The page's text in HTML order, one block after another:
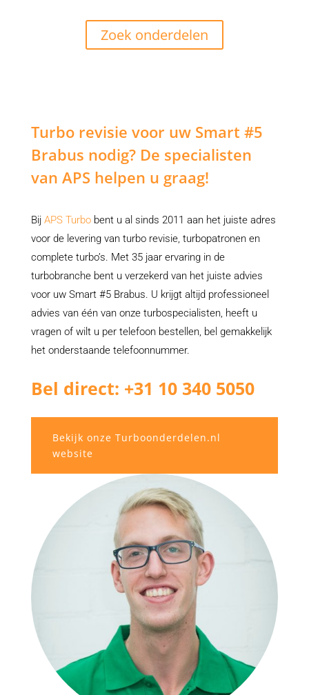
Zoek onderdelen
Turbo revisie voor uw Smart #5
Brabus nodig? De specialisten
van APS helpen u graag!
Bij APS Turbobent u al sinds 2011 aan het juiste adres
voor de levering van turbo revisie, turbopatronen en
complete turbo’s. Met 35 jaar ervaring in de
turbobranche bent u verzekerd van het juiste advies
voor uw Smart #5 Brabus. U krijgt altijd professioneel
advies van één van onze turbospecialisten, heeft u
vragen of wilt u per telefoon bestellen, bel gemakkelijk
het onderstaande telefoonnummer.
Bel direct: +31 10 340 5050
Bekijk onze Turboonderdelen.nl
website